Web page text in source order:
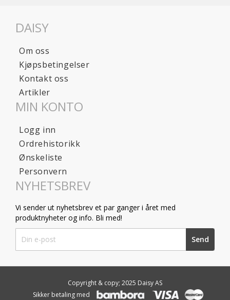
DAISY
Om oss
Kjøpsbetingelser
Kontakt oss
Artikler
MIN KONTO
Logg inn
Ordrehistorikk
Ønskeliste
Personvern
NYHETSBREV
Vi sender ut nyhetsbrev et par ganger i året med
produktnyheter og info. Bli med!
Up
for
Send
Copyright & copy; 2025 Daisy AS
Sikker betaling med